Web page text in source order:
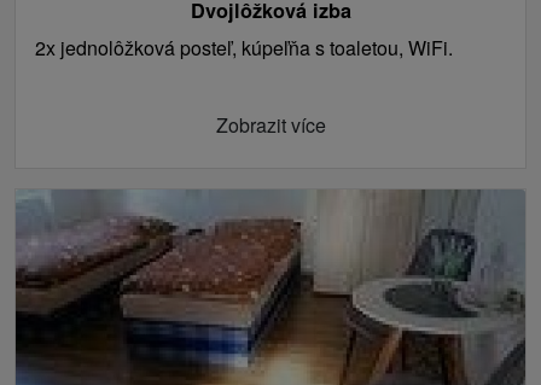
Dvojlôžková izba
2x jednolôžková posteľ, kúpeľňa s toaletou, WiFi.
Zobrazit více